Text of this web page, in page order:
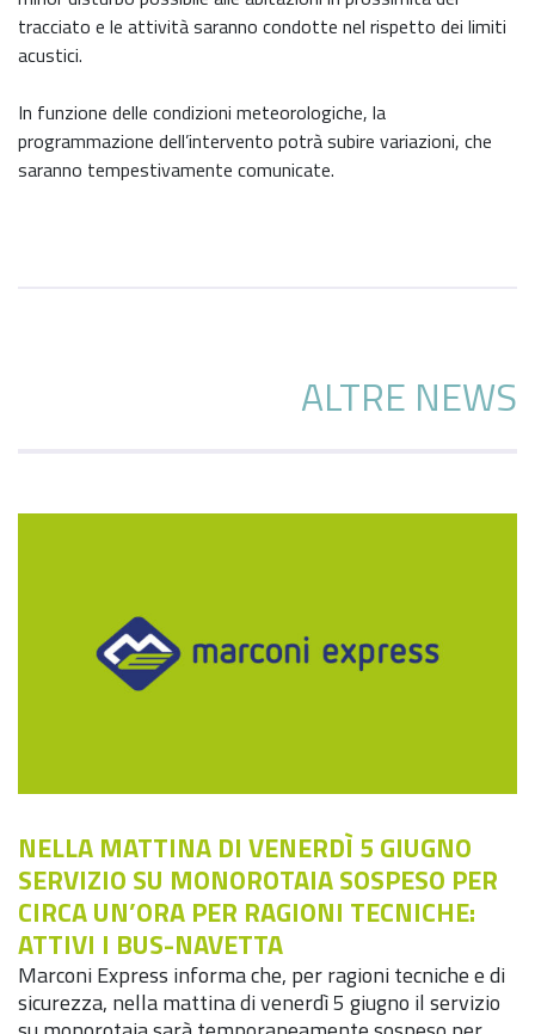
tracciato e le attività saranno condotte nel rispetto dei limiti
acustici.
In funzione delle condizioni meteorologiche, la
programmazione dell’intervento potrà subire variazioni, che
saranno tempestivamente comunicate.
ALTRE NEWS
NELLA MATTINA DI VENERDÌ 5 GIUGNO
SERVIZIO SU MONOROTAIA SOSPESO PER
CIRCA UN’ORA PER RAGIONI TECNICHE:
ATTIVI I BUS-NAVETTA
Marconi Express informa che, per ragioni tecniche e di
sicurezza, nella mattina di venerdì 5 giugno il servizio